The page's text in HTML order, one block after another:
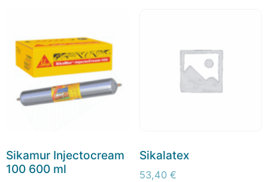
Sikamur Injectocream
100 600 ml
Sikalatex
53,40 €